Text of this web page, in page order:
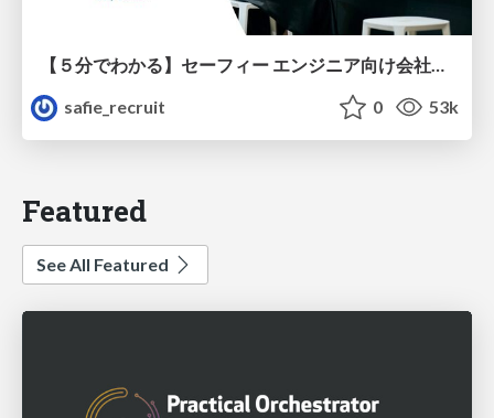
【５分でわかる】セーフィー エンジニア向け会社紹介
safie_recruit
0 53k
Featured
See All Featured